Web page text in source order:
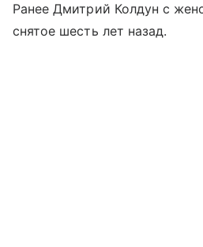
Ранее Дмитрий Колдун с
снятое шесть лет назад.